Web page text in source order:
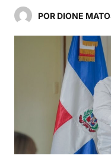
POR DIONE